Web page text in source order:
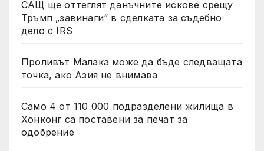
САЩ ще оттеглят данъчните искове срещу
Тръмп „завинаги“ в сделката за съдебно
дело с IRS
Проливът Малака може да бъде следващата
точка, ако Азия не внимава
Само 4 от 110 000 подразделени жилища в
Хонконг са поставени за печат за
одобрение